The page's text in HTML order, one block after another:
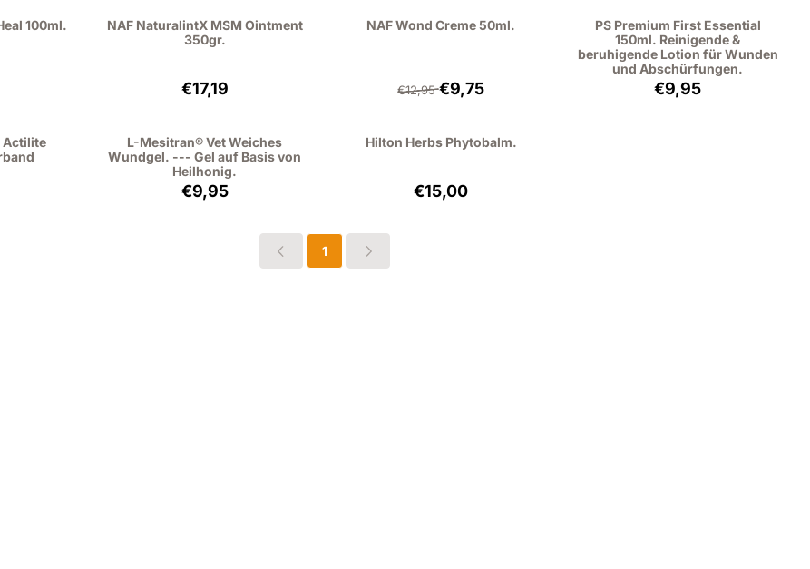
100ml.
ohne MwSt.: 10,70
NAF NaturalintX MSM Ointment
350gr.
Preis: 17,19, ohne MwSt.: 14,21
€17,19
NAF Wond Creme 50ml.
Von 12,95 für 9,75, ohne MwSt.: 8,06
€12,95€9,75
PS Premium First Essential
150ml. Reinigende &
beruhigende Lotion für Wunden
und Abschürfungen.
Preis: 9,95, ohne
€9,95
Actilite
2,58, ohne MwSt.: 2,13
L-Mesitran® Vet Weiches
Wundgel. --- Gel auf Basis von
Heilhonig.
Preis: 9,95, ohne MwSt.: 8,22
€9,95
Hilton Herbs Phytobalm.
Preis: 15,00, ohne MwSt.: 12,40
€15,00
1